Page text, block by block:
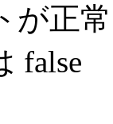
が正
false